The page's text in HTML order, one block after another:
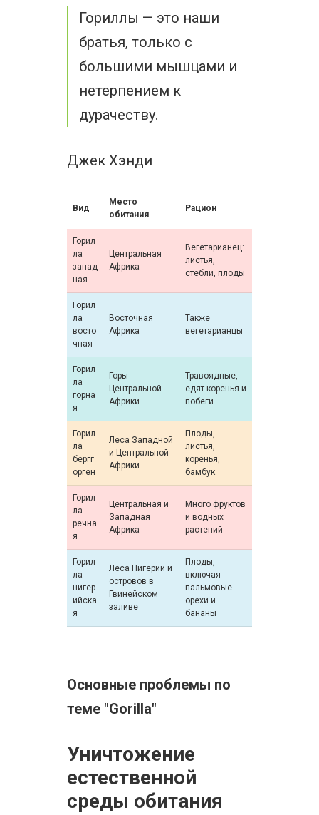
Гориллы — это наши
братья, только с
большими мышцами и
нетерпением к
дурачеству.
Джек Хэнди
Вид
Место
обитания
Рацион
Горил
ла
запад
ная
Центральная
Африка
Вегетарианец:
листья,
стебли, плоды
Горил
ла
восто
чная
Восточная
Африка
Также
вегетарианцы
Горил
ла
горна
я
Горы
Центральной
Африки
Травоядные,
едят коренья и
побеги
Горил
ла
бергг
орген
Леса Западной
и Центральной
Африки
Плоды,
листья,
коренья,
бамбук
Горил
ла
речна
я
Центральная и
Западная
Африка
Много фруктов
и водных
растений
Горил
ла
нигер
ийска
я
Леса Нигерии и
островов в
Гвинейском
заливе
Плоды,
включая
пальмовые
орехи и
бананы
Основные проблемы по
теме "Gorilla"
Уничтожение
естественной
среды обитания